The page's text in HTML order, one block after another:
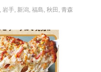
岩手, 新潟, 福島 秋田 青森